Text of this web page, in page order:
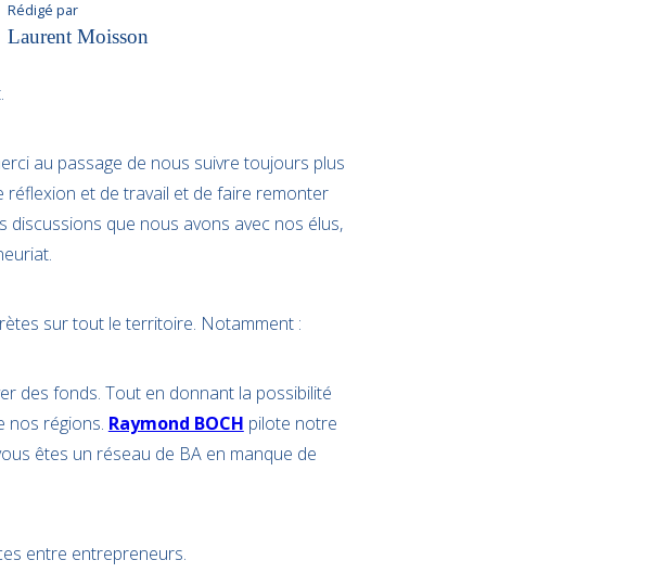
Rédigé par
Laurent Moisson
au passage de nous suivre toujours plus
réflexion et de travail et de faire remonter
discussions que nous avons avec nos élus,
sur tout le territoire. Notamment :
des fonds. Tout en donnant la possibilité
nos régions. Raymond BOCH pilote notre
êtes un réseau de BA en manque de
entre entrepreneurs.